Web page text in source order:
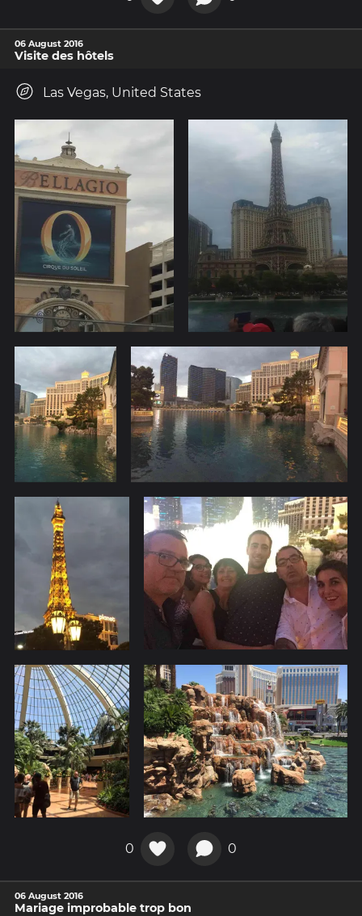
06 August 2016
Visite des hôtels
Las Vegas, United States
0 0
06 August 2016
Mariage improbable trop bon